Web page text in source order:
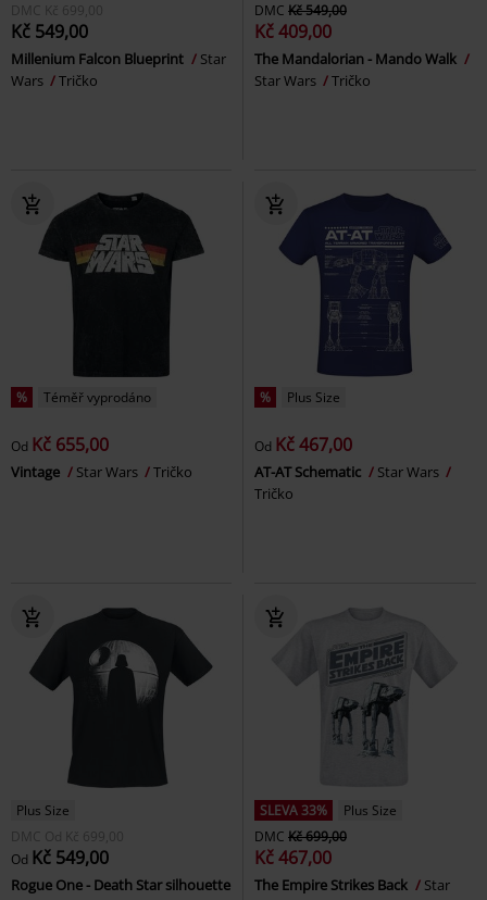
DMC Kč 699,00
Kč 549,00
Millenium Falcon Blueprint
Star
Wars
Tričko
DMC Kč 549,00
Kč 409,00
The Mandalorian - Mando Walk
Star Wars
Tričko
% Téměř vyprodáno
Od Kč 655,00
Vintage Star Wars Tričko
% Plus Size
Od Kč 467,00
AT-AT Schematic
Star Wars
Tričko
Plus Size
DMC Od Kč 699,00
Od Kč 549,00
Rogue One - Death Star silhouette
SLEVA 33%
Plus Size
DMC Kč 699,00
Kč 467,00
The Empire Strikes Back
Star